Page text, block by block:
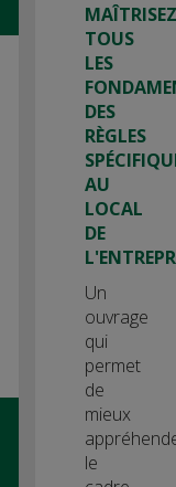
MAÎTRISEZ
TOUS
LES
DES
RÈGLES
AU
LOCAL
DE
Un
ouvrage
qui
permet
de
mieux
le